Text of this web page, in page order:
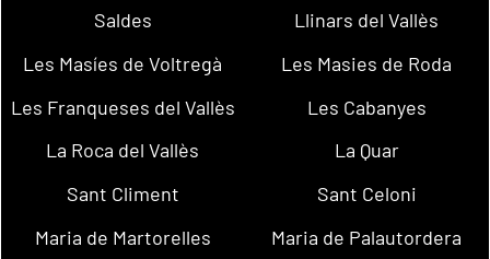
Saldes
Llinars del Vallès
Les Masíes de Voltregà
Les Masies de Roda
Les Franqueses del Vallès
Les Cabanyes
La Roca del Vallès
La Quar
Sant Climent
Sant Celoni
Maria de Martorelles
Maria de Palautordera